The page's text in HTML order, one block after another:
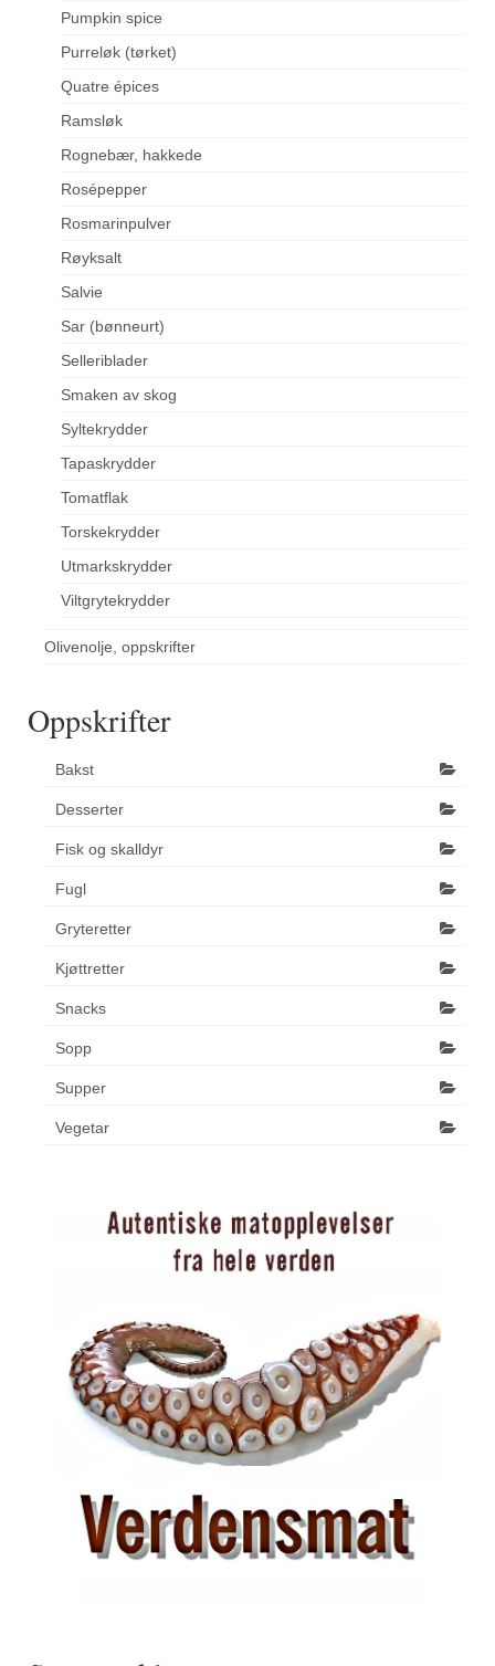
Pumpkin spice
Purreløk (tørket)
Quatre épices
Ramsløk
Rognebær, hakkede
Rosépepper
Rosmarinpulver
Røyksalt
Salvie
Sar (bønneurt)
Selleriblader
Smaken av skog
Syltekrydder
Tapaskrydder
Tomatflak
Torskekrydder
Utmarkskrydder
Viltgrytekrydder
Olivenolje, oppskrifter
Oppskrifter
Bakst
Desserter
Fisk og skalldyr
Fugl
Gryteretter
Kjøttretter
Snacks
Sopp
Supper
Vegetar